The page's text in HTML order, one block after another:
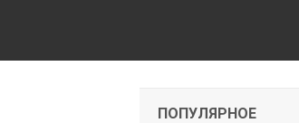
ПОПУЛЯРНОЕ